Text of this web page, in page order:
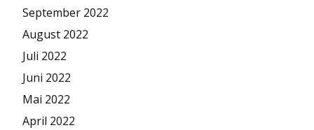
September 2022
August 2022
Juli 2022
Juni 2022
Mai 2022
April 2022